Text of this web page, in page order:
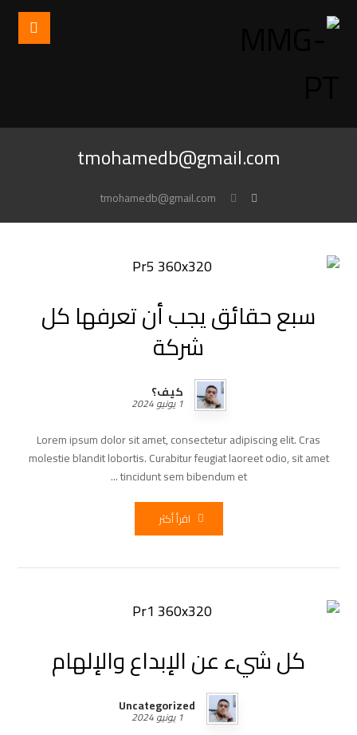
tmohamedb@gmail.com
tmohamedb@gmail.com
سبع حقائق يجب أن تعرفها كل
شركة
كيف؟
1 يونيو 2024
Lorem ipsum dolor sit amet, consectetur adipiscing elit. Cras
molestie blandit lobortis. Curabitur feugiat laoreet odio, sit amet
tincidunt sem bibendum et ...
اقرأ أكثر
كل شيء عن الإبداع والإلهام
Uncategorized
1 يونيو 2024